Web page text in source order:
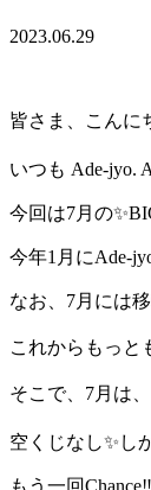
2023.06.29
皆さま、こん
いつも Ade-jyo.
今回は7月の
今年1月にAde-
なお、7月には
これからもっと
そこで、7月は
空くじなし✨し
もう一回